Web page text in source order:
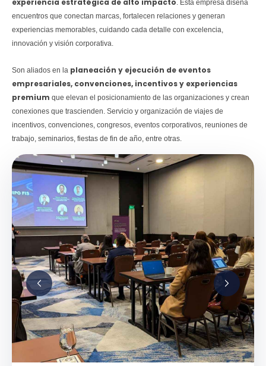
. Esta empresa diseña
encuentros que conectan marcas, fortalecen relaciones y generan
experiencias memorables, cuidando cada detalle con excelencia,
innovación y visión corporativa.
Son aliados en la planeación y ejecución de eventos
empresariales, convenciones, incentivos y experiencias
premium que elevan el posicionamiento de las organizaciones y crean
conexiones que trascienden. Servicio y organización de viajes de
incentivos, convenciones, congresos, eventos corporativos, reuniones de
trabajo, seminarios, fiestas de fin de año, entre otras.